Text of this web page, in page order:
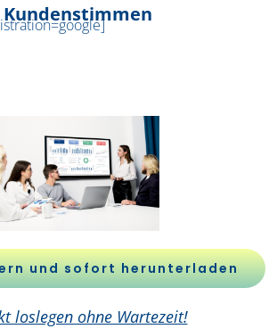
Kundenstimmen
und sofort herunterladen
loslegen ohne Wartezeit!